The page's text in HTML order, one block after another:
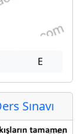
E
Sınavı